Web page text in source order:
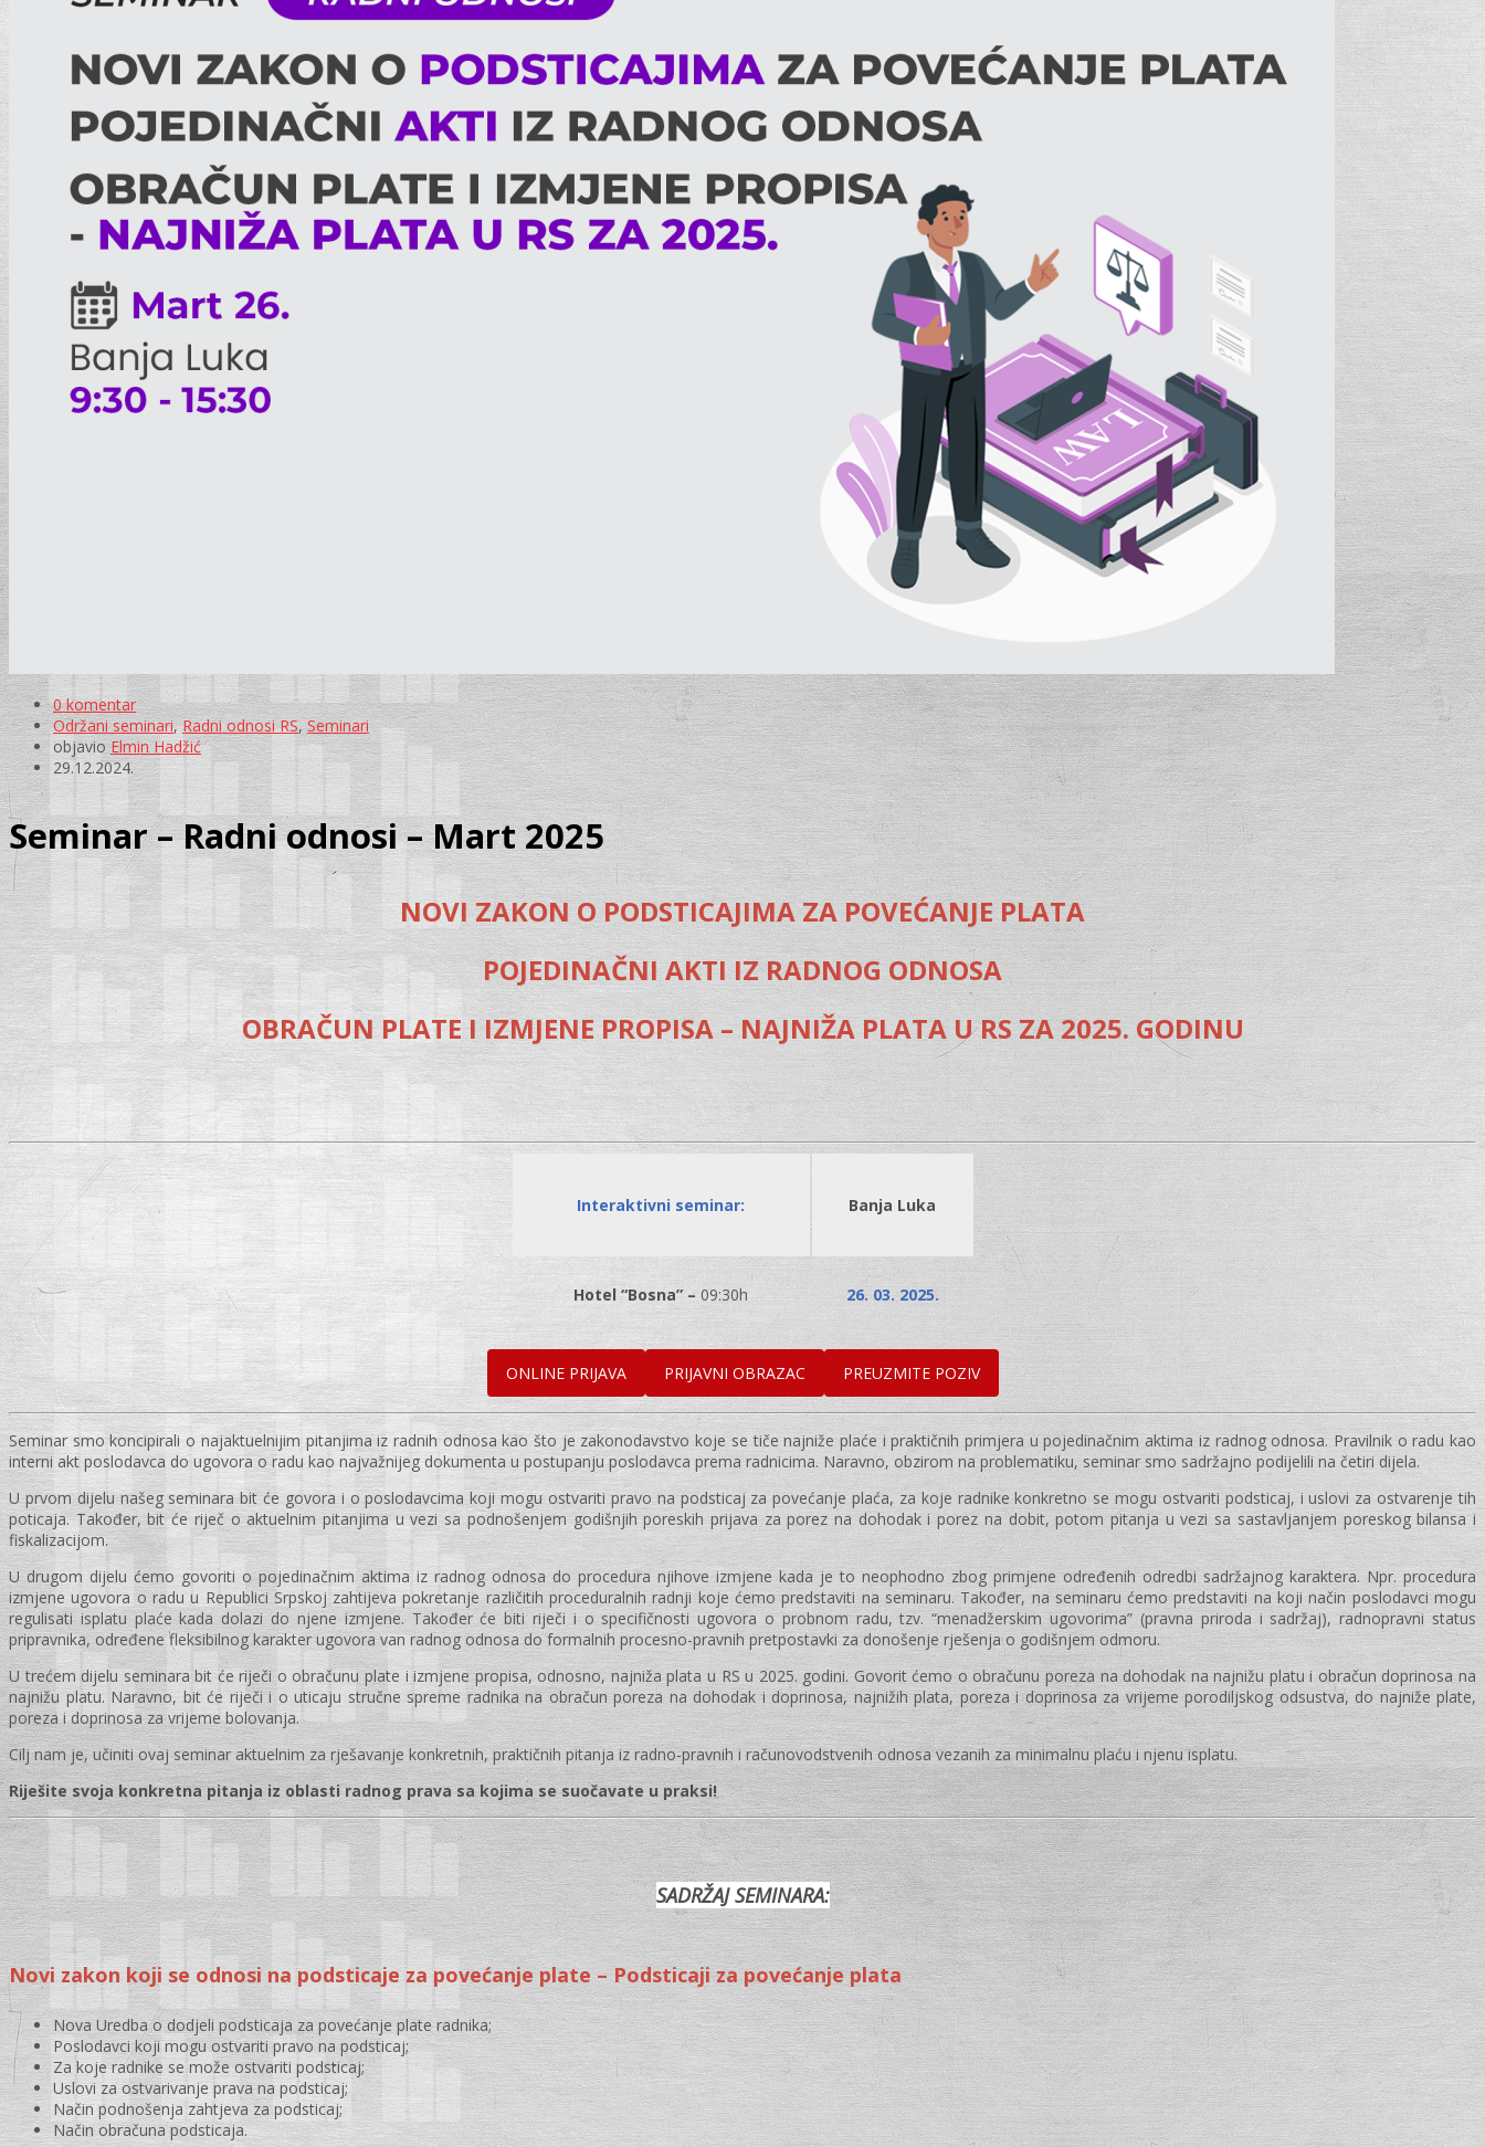
0 komentar
Održani seminari,Radni odnosi RS,Seminari
objavioElmin Hadžić
29.12.2024.
Seminar – Radni odnosi – Mart 2025
NOVI ZAKON O PODSTICAJIMA ZA POVEĆANJE PLATA
POJEDINAČNI AKTI IZ RADNOG ODNOSA
OBRAČUN PLATE I IZMJENE PROPISA – NAJNIŽA PLATA U RS ZA 2025. GODINU
Interaktivni seminar: Banja Luka
Hotel “Bosna” – 09:30h 26. 03. 2025.
ONLINE PRIJAVA PRIJAVNI OBRAZAC PREUZMITE POZIV
Seminar smo koncipirali o najaktuelnijim pitanjima iz radnih odnosa kao što je zakonodavstvo koje se tiče najniže plaće i praktičnih primjera u pojedinačnim aktima iz radnog odnosa. Pravilnik o radu kao
interni akt poslodavca do ugovora o radu kao najvažnijeg dokumenta u postupanju poslodavca prema radnicima. Naravno, obzirom na problematiku, seminar smo sadržajno podijelili na četiri dijela.
U prvom dijelu našeg seminara bit će govora i o poslodavcima koji mogu ostvariti pravo na podsticaj za povećanje plaća, za koje radnike konkretno se mogu ostvariti podsticaj, i uslovi za ostvarenje tih
poticaja. Također, bit će riječ o aktuelnim pitanjima u vezi sa podnošenjem godišnjih poreskih prijava za porez na dohodak i porez na dobit, potom pitanja u vezi sa sastavljanjem poreskog bilansa i
fiskalizacijom.
U drugom dijelu ćemo govoriti o pojedinačnim aktima iz radnog odnosa do procedura njihove izmjene kada je to neophodno zbog primjene određenih odredbi sadržajnog karaktera. Npr. procedura
izmjene ugovora o radu u Republici Srpskoj zahtijeva pokretanje različitih proceduralnih radnji koje ćemo predstaviti na seminaru. Također, na seminaru ćemo predstaviti na koji način poslodavci mogu
regulisati isplatu plaće kada dolazi do njene izmjene. Također će biti riječi i o specifičnosti ugovora o probnom radu, tzv. “menadžerskim ugovorima” (pravna priroda i sadržaj), radnopravni status
pripravnika, određene fleksibilnog karakter ugovora van radnog odnosa do formalnih procesno-pravnih pretpostavki za donošenje rješenja o godišnjem odmoru.
U trećem dijelu seminara bit će riječi o obračunu plate i izmjene propisa, odnosno, najniža plata u RS u 2025. godini. Govorit ćemo o obračunu poreza na dohodak na najnižu platu i obračun doprinosa na
najnižu platu. Naravno, bit će riječi i o uticaju stručne spreme radnika na obračun poreza na dohodak i doprinosa, najnižih plata, poreza i doprinosa za vrijeme porodiljskog odsustva, do najniže plate,
poreza i doprinosa za vrijeme bolovanja.
Cilj nam je, učiniti ovaj seminar aktuelnim za rješavanje konkretnih, praktičnih pitanja iz radno-pravnih i računovodstvenih odnosa vezanih za minimalnu plaću i njenu isplatu.
Riješite svoja konkretna pitanja iz oblasti radnog prava sa kojima se suočavate u praksi!
SADRŽAJ SEMINARA:
Novi zakon koji se odnosi na podsticaje za povećanje plate – Podsticaji za povećanje plata
Nova Uredba o dodjeli podsticaja za povećanje plate radnika;
Poslodavci koji mogu ostvariti pravo na podsticaj;
Za koje radnike se može ostvariti podsticaj;
Uslovi za ostvarivanje prava na podsticaj;
Način podnošenja zahtjeva za podsticaj;
Način obračuna podsticaja.